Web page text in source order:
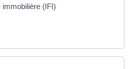
immobilière (IFI)